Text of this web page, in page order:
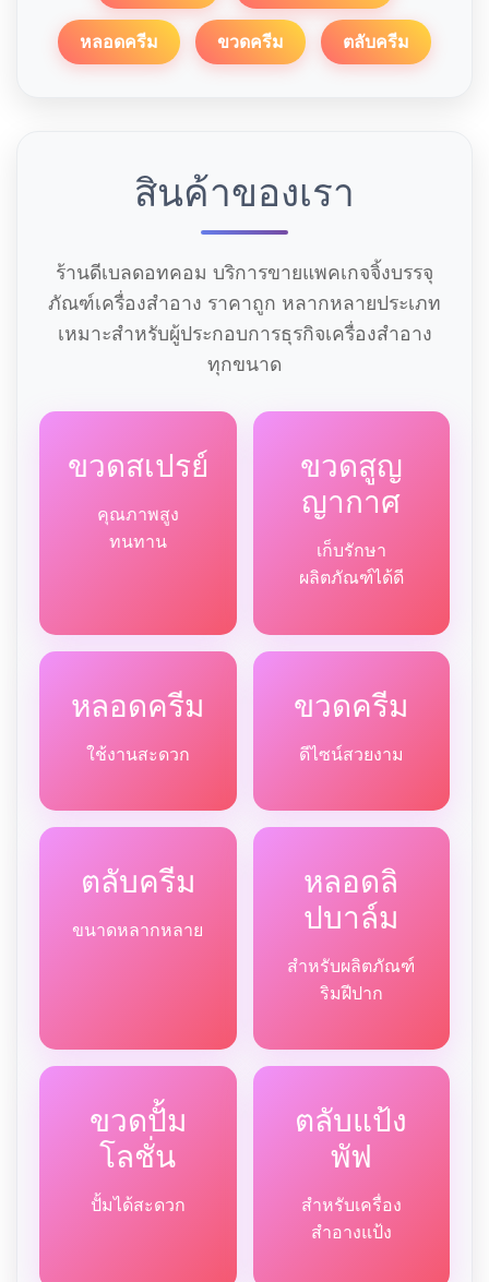
หลอดครีม ขวดครีม ตลับครีม
สินค้าของเรา
ร้านดีเบลดอทคอม บริการขายแพคเกจจิ้งบรรจุ
ภัณฑ์เครื่องสำอาง ราคาถูก หลากหลายประเภท
เหมาะสำหรับผู้ประกอบการธุรกิจเครื่องสำอาง
ทุกขนาด
ขวดสเปรย์
คุณภาพสูง
ทนทาน
ขวดสูญ
ญากาศ
เก็บรักษา
ผลิตภัณฑ์ได้ดี
หลอดครีม
ใช้งานสะดวก
ขวดครีม
ดีไซน์สวยงาม
ตลับครีม
ขนาดหลากหลาย
หลอดลิ
ปบาล์ม
สำหรับผลิตภัณฑ์
ริมฝีปาก
ขวดปั้ม
โลชั่น
ปั้มได้สะดวก
ตลับแป้ง
พัฟ
สำหรับเครื่อง
สำอางแป้ง